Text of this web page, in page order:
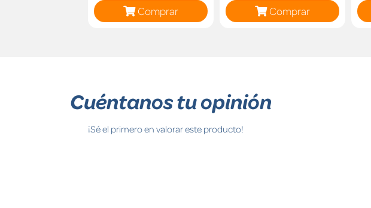
Comprar Comprar
Cuéntanos tu opinión
¡Sé el primero en valorar este producto!